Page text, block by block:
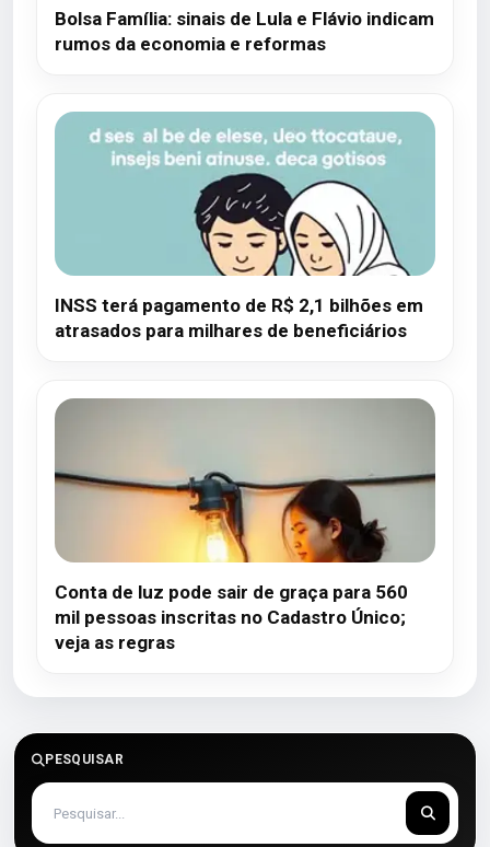
Bolsa Família: sinais de Lula e Flávio indicam
rumos da economia e reformas
INSS terá pagamento de R$ 2,1 bilhões em
atrasados para milhares de beneficiários
Conta de luz pode sair de graça para 560
mil pessoas inscritas no Cadastro Único;
veja as regras
PESQUISAR